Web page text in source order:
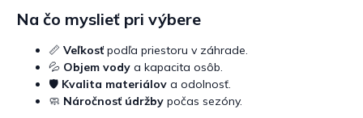
Na čo myslieť pri výbere
📏 Veľkosť podľa priestoru v záhrade.
💦 Objem vody a kapacita osôb.
🛡️ Kvalita materiálov a odolnosť.
🧼 Náročnosť údržby počas sezóny.